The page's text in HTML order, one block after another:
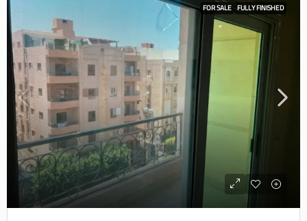
FOR SALE FULLY FINISHED